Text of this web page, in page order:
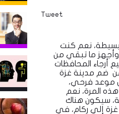
Tweet
بسيطة، نعم كنت
ما تبقي من
أرجاء المحافظات
من ضم مدينة غزة
موعد فرحي،
المرة، نعم
سيكون هناك
غزة إلي ركام، في